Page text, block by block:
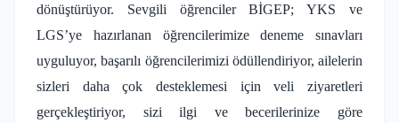
dönüştürüyor. Sevgili öğrenciler BİGEP; YKS ve
LGS’ye hazırlanan öğrencilerimize deneme sınavları
uyguluyor, başarılı öğrencilerimizi ödüllendiriyor, ailelerin
sizleri daha çok desteklemesi için veli ziyaretleri
gerçekleştiriyor, sizi ilgi ve becerilerinize göre